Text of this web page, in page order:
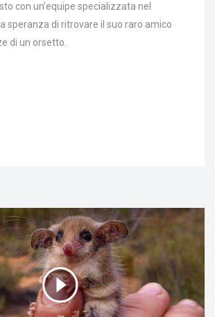
con un’equipe specializzata nel
speranza di ritrovare il suo raro amico
di un orsetto.